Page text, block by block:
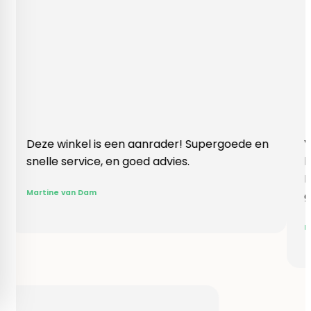
winkel is een aanrader! Supergoede en
service, en goed advies.
van Dam
Vlotte
klopte
Rieneke,
gegeven